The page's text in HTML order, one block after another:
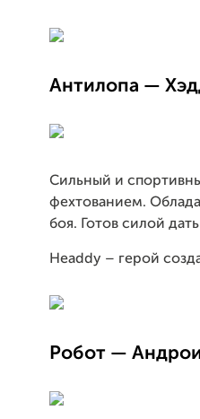
Антилопа —
Сильный и
фехтованием.
боя. Готов силой
Headdy – герой
Робот —